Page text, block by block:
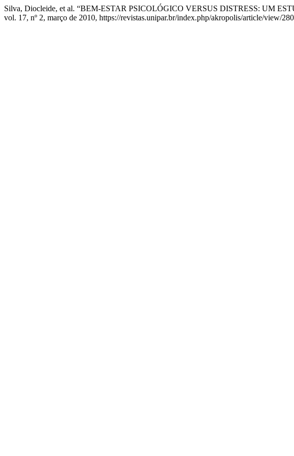
Silva, Diocleide, et al. “BEM-ESTAR PSICOLÓGICO VERSUS DISTRESS: UM
vol. 17, nº 2, março de 2010, https://revistas.unipar.br/index.php/akropolis/article/view/